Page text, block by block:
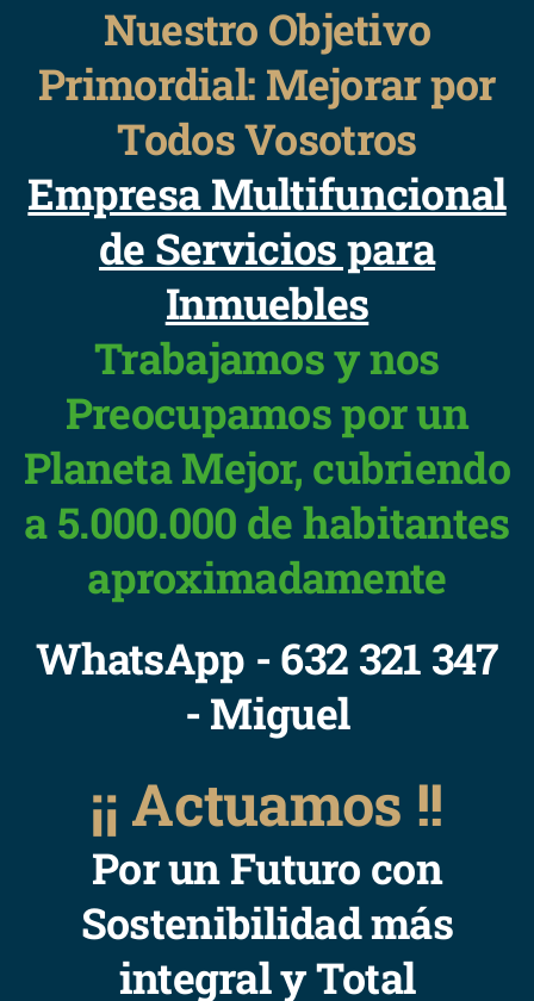
Nuestro Objetivo
Primordial: Mejorar por
Todos Vosotros
Empresa Multifuncional
de Servicios para
Inmuebles
Trabajamos y nos
Preocupamos por un
Planeta Mejor, cubriendo
a 5.000.000 de habitantes
aproximadamente
WhatsApp - 632 321 347
- Miguel
¡¡ Actuamos !!
Por un Futuro con
Sostenibilidad más
integral y Total